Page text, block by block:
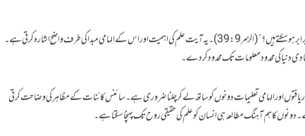
قرآن مجید میں ارشاد ہے: “کہہ دیجئے کیا جاننے والے اور نہ جاننے والے برابر ہو سکتے ہیں؟” (الزمر 39:9)۔ یہ آیت علم کی اہمیت اور اس کے الہامی مبدا کی طرف واضح اشارہ کرتی ہے۔
دنیا کی محدود معلومات تک محدود کر دے۔
دریافتوں اور الہامی تعلیمات دونوں کو ساتھ لے کر چلنا ضروری ہے۔ سائنس کائنات کے مظاہر کی وضاحت کرتی
دونوں کا ہم آہنگ مطالعہ ہی انسان کو علم کی حقیقی روح تک پہنچا سکتا ہے۔